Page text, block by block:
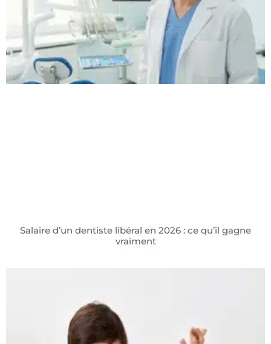
Salaire d’un dentiste libéral en 2026 : ce qu’il gagne
vraiment